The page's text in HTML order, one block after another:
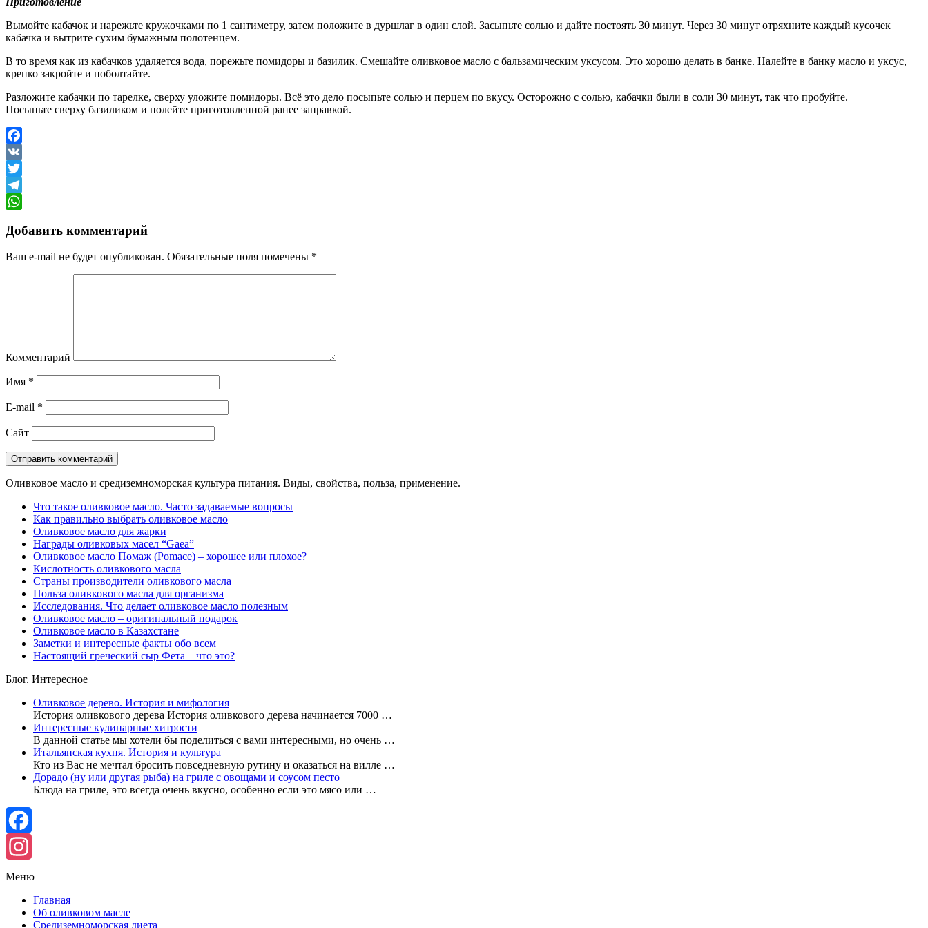
Вымойте кабачок и нарежьте кружочками по 1 сантиметру, затем положите в дуршлаг в один слой. Засыпьте солью и дайте постоять 30 минут. Через 30 минут отряхните каждый кусочек
кабачка и вытрите сухим бумажным полотенцем.
В то время как из кабачков удаляется вода, порежьте помидоры и базилик. Смешайте оливковое масло с бальзамическим уксусом. Это хорошо делать в банке. Налейте в банку масло и уксус,
крепко закройте и поболтайте.
Разложите кабачки по тарелке, сверху уложите помидоры. Всё это дело посыпьте солью и перцем по вкусу. Осторожно с солью, кабачки были в соли 30 минут, так что пробуйте.
Посыпьте сверху базиликом и полейте приготовленной ранее заправкой.
Facebook
VK
Twitter
Telegram
Добавить комментарий
Ваш e-mail не будет опубликован. Обязательные поля помечены *
Комментарий
Имя *
E-mail *
Сайт
Оливковое масло и средиземноморская культура питания. Виды, свойства, польза, применение.
Что такое оливковое масло. Часто задаваемые вопросы
Как правильно выбрать оливковое масло
Оливковое масло для жарки
Награды оливковых масел “Gaea”
Оливковое масло Помаж (Pomace) – хорошее или плохое?
Кислотность оливкового масла
Страны производители оливкового масла
Польза оливкового масла для организма
Исследования. Что делает оливковое масло полезным
Оливковое масло – оригинальный подарок
Оливковое масло в Казахстане
Заметки и интересные факты обо всем
Настоящий греческий сыр Фета – что это?
Блог. Интересное
Оливковое дерево. История и мифология
История оливкового дерева История оливкового дерева начинается 7000 …
Интересные кулинарные хитрости
В данной статье мы хотели бы поделиться с вами интересными, но очень …
Итальянская кухня. История и культура
Кто из Вас не мечтал бросить повседневную рутину и оказаться на вилле …
Дорадо (ну или другая рыба) на гриле с овощами и соусом песто
Блюда на гриле, это всегда очень вкусно, особенно если это мясо или …
Facebook
Instagram
Меню
Главная
Об оливковом масле
Средиземноморская диета